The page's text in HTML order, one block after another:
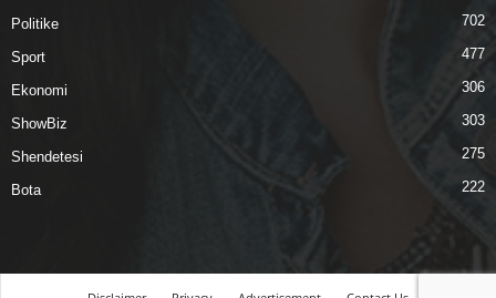
Politike 702
Sport 477
Ekonomi 306
ShowBiz 303
Shendetesi 275
Bota 222